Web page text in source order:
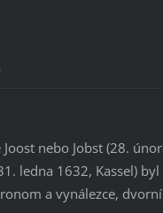
Joost nebo Jobst (28.
ledna 1632, Kassel)
a vynálezce,